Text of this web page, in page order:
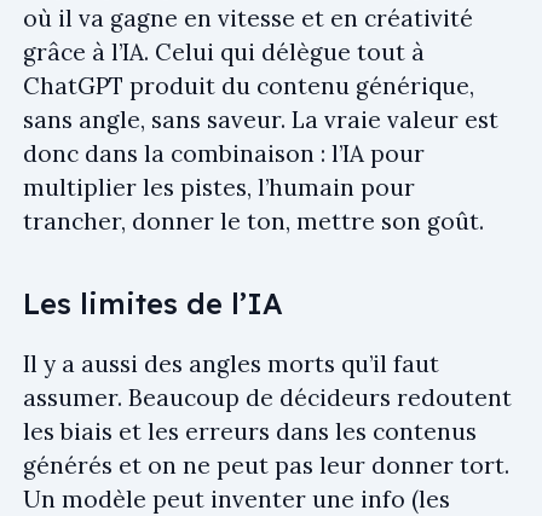
où il va gagne en vitesse et en créativité
grâce à l’IA. Celui qui délègue tout à
ChatGPT produit du contenu générique,
sans angle, sans saveur. La vraie valeur est
donc dans la combinaison : l’IA pour
multiplier les pistes, l’humain pour
trancher, donner le ton, mettre son goût.
Les limites de l’IA
Il y a aussi des angles morts qu’il faut
assumer. Beaucoup de décideurs redoutent
les biais et les erreurs dans les contenus
générés et on ne peut pas leur donner tort.
Un modèle peut inventer une info (les